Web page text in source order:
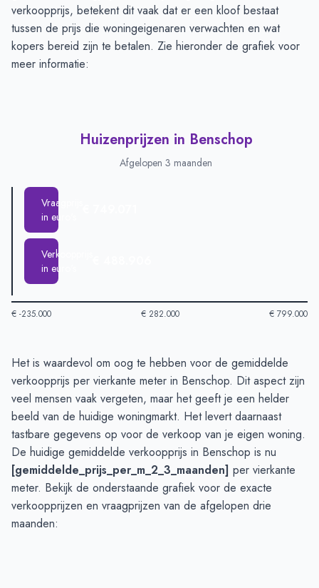
verkoopprijs, betekent dit vaak dat er een kloof bestaat
tussen de prijs die woningeigenaren verwachten en wat
kopers bereid zijn te betalen. Zie hieronder de grafiek voor
meer informatie:
Huizenprijzen in Benschop
Afgelopen 3 maanden
Vraagprijs
in euro's
Verkoopprijs
in euro's
€ -235.000 € 282.000 € 799.000
Huizenprijzen in Benschop-Afgelopen 3 maanden
Type
Bedrag
Vraagprijs in euro's
€ 749.071
Verkoopprijs in euro's
€ 488.906
Het is waardevol om oog te hebben voor de gemiddelde
verkoopprijs per vierkante meter in Benschop. Dit aspect zijn
veel mensen vaak vergeten, maar het geeft je een helder
beeld van de huidige woningmarkt. Het levert daarnaast
tastbare gegevens op voor de verkoop van je eigen woning.
De huidige gemiddelde verkoopprijs in Benschop is nu
[gemiddelde_prijs_per_m_2_3_maanden] per vierkante
meter. Bekijk de onderstaande grafiek voor de exacte
verkoopprijzen en vraagprijzen van de afgelopen drie
maanden: